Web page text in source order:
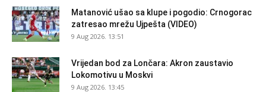
Matanović ušao sa klupe i pogodio: Crnogorac
zatresao mrežu Ujpešta (VIDEO)
9 Aug 2026. 13:51
Vrijedan bod za Lončara: Akron zaustavio
Lokomotivu u Moskvi
9 Aug 2026. 13:45